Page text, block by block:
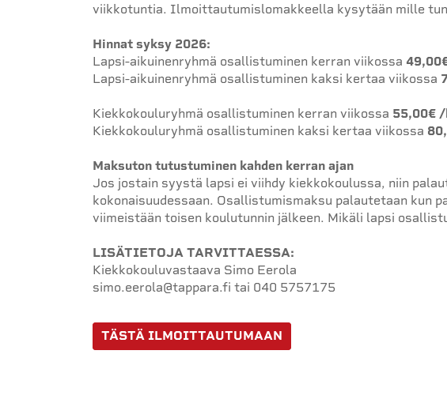
viikkotuntia. Ilmoittautumislomakkeella kysytään mille
Hinnat syksy 2026:
Lapsi-aikuinenryhmä osallistuminen kerran viikossa
Lapsi-aikuinenryhmä osallistuminen kaksi kertaa viikossa
Kiekkokouluryhmä osallistuminen kerran viikossa 55,00€
Kiekkokouluryhmä osallistuminen kaksi kertaa viikossa
Maksuton tutustuminen kahden kerran ajan
Jos jostain syystä lapsi ei viihdy kiekkokoulussa, niin
kokonaisuudessaan. Osallistumismaksu palautetaan kun
viimeistään toisen koulutunnin jälkeen. Mikäli lapsi
LISÄTIETOJA TARVITTAESSA:
Kiekkokouluvastaava Simo Eerola
simo.eerola@tappara.fi tai 040 5757175
TÄSTÄ ILMOITTAUTUMAAN